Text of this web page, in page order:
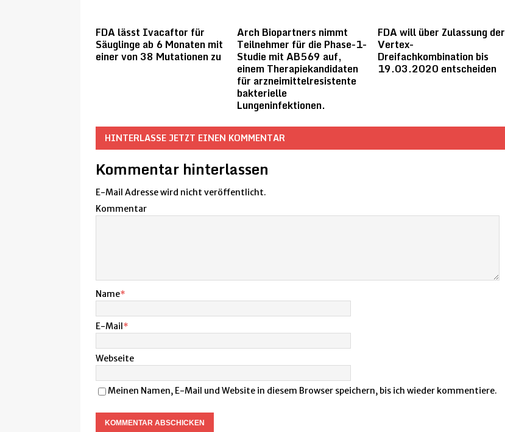
FDA lässt Ivacaftor für
Säuglinge ab 6 Monaten mit
einer von 38 Mutationen zu
Arch Biopartners nimmt
Teilnehmer für die Phase-1-
Studie mit AB569 auf,
einem Therapiekandidaten
für arzneimittelresistente
bakterielle
Lungeninfektionen.
FDA will über Zulassung der
Vertex-
Dreifachkombination bis
19.03.2020 entscheiden
HINTERLASSE JETZT EINEN KOMMENTAR
Kommentar hinterlassen
E-Mail Adresse wird nicht veröffentlicht.
Kommentar
Name*
E-Mail*
Webseite
Meinen Namen, E-Mail und Website in diesem Browser speichern, bis ich wieder kommentiere.